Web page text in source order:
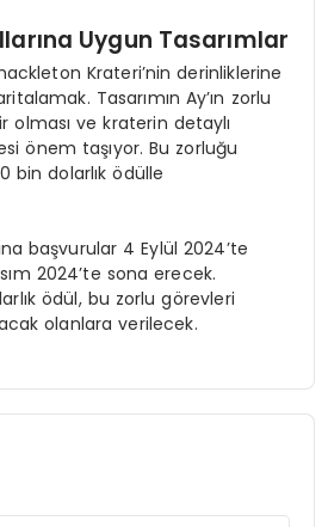
Uygun Tasarımlar
Krateri’nin derinliklerine
Tasarımın Ay’ın zorlu
olması ve kraterin detaylı
önem taşıyor. Bu zorluğu
bin dolarlık ödülle
başvurular 4 Eylül 2024’te
2024’te sona erecek.
ödül, bu zorlu görevleri
olanlara verilecek.